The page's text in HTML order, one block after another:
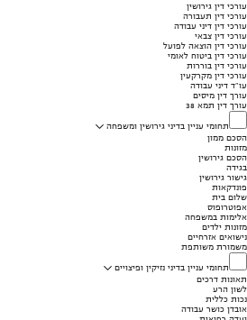
עורכי דין גירושין
עורכי דין תעבורה
עורכי דין דיני עבודה
עורכי דין צבאי
עורכי דין הוצאה לפועל
עורכי דין ביטוח לאומי
עורכי דין בוררות
עורכי דין מקרקעין
עו"ד דיני עבודה
עורך דין מיסים
עורך דין תמא 38
תחומי עניין בדיני גירושין ומשפחה
הסכם ממון
מזונות
הסכם גירושין
בגידה
גישור גירושין
פונדקאות
שלום בית
אפוטרופוס
אלימות במשפחה
מזונות ילדים
נישואים אזרחיים
משמורת משותפת
תחומי עניין בדיני נזיקין ופיצויים
תאונות דרכים
לשון הרע
נכות כללית
אובדן כושר עבודה